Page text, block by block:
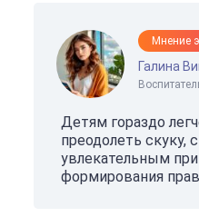
Мнение
Галина
Детям гораздо
преодолеть скуку,
увлекательным
формирования